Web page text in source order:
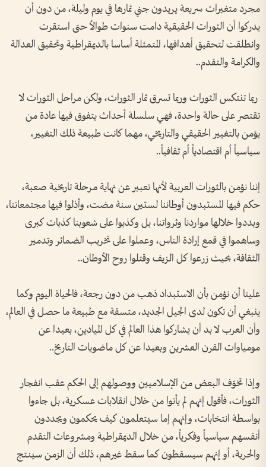
مجرد متغيرات سريعة يريدون جني ثمارها في يوم وليلة، من دون أن
يدركوا أن الثورات الحقيقية دامت سنوات طوالاً حتى استقرت
وانطلقت لتحقيق أهدافها، المتمثلة أساسا بالديمقراطية وتحقيق العدالة
والكرامة والتقدم..
ربما تنتكس الثورات وربما تسرق ثمار الثورات، ولكن مراحل الثورات لا
تقتصر على حالة واحدة، فهي سلسلة أحداث يتفوق فيها عادة من
يؤمن بالتغيير الحقيقي والتاريخي، مهما كانت طبيعة ذلك التغيير،
سياسياً أم اقتصادياً أم ثقافياً..
إننا نؤمن بالثورات العربية لأنها تعبير عن نهاية مرحلة تاريخية صعبة،
حكم فيها المستبدون أوطاننا لستين سنة مضت، وأذلوا فيها مجتمعاتنا،
وبددوا خلالها مواردنا وثرواتنا، بل وكذبوا على شعوبنا كذبات كبرى
وساهموا في قمع إرادة الناس، وعملوا على تخريب الضمائر وتدمير
الثقافة، بحيث زرعوا كل الزيف وقتلوا روح الأوطان..
علينا أن نؤمن بأن الاستبداد ذهب من دون رجعة، فالحياة اليوم وكما
ينبغي أن تكون لدى الجيل الجديد، متسقة مع طبيعة ما حصل في العالم،
وأن العرب لا بد أن يشاركوا هذا العالم في كل الميادين، بعيدا عن
مومياوات القرن العشرين وبعيدا عن كل ماضويات التاريخ..
وإذا تخوّف البعض من الإسلاميين ووصولهم إلى الحكم عقب انفجار
الثورات، فأقول إنهم لم يأتوا من خلال انقلابات عسكرية، بل جاءوا
بواسطة انتخابات، وإنهم إما سيتعلمون كيف يحكمون ويجددون
أنفسهم سياسياً وفكرياً، من خلال الديمقراطية ومشروعات التقدم
والحرية، أو إنهم سيسقطون كما سقط غيرهم، ذلك أن الزمن سينتج